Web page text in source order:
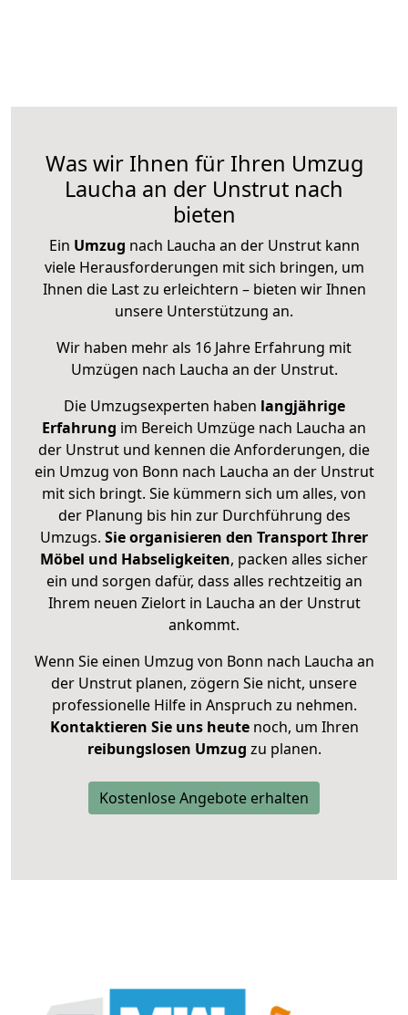
Was wir Ihnen für Ihren Umzug
Laucha an der Unstrut nach
bieten
Ein Umzug nach Laucha an der Unstrut kann
viele Herausforderungen mit sich bringen, um
Ihnen die Last zu erleichtern – bieten wir Ihnen
unsere Unterstützung an.
Wir haben mehr als 16 Jahre Erfahrung mit
Umzügen nach Laucha an der Unstrut.
Die Umzugsexperten haben langjährige
Erfahrung im Bereich Umzüge nach Laucha an
der Unstrut und kennen die Anforderungen, die
ein Umzug von Bonn nach Laucha an der Unstrut
mit sich bringt. Sie kümmern sich um alles, von
der Planung bis hin zur Durchführung des
Umzugs. Sie organisieren den Transport Ihrer
Möbel und Habseligkeiten, packen alles sicher
ein und sorgen dafür, dass alles rechtzeitig an
Ihrem neuen Zielort in Laucha an der Unstrut
ankommt.
Wenn Sie einen Umzug von Bonn nach Laucha an
der Unstrut planen, zögern Sie nicht, unsere
professionelle Hilfe in Anspruch zu nehmen.
Kontaktieren Sie uns heutenoch, um Ihren
reibungslosen Umzug zu planen.
Kostenlose Angebote erhalten